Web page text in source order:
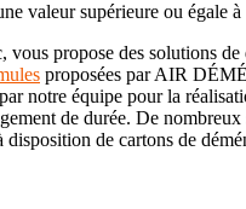
valeur supérieure ou égale à
propose des solutions de
proposées par AIR
notre équipe pour la
de durée. De
de cartons de